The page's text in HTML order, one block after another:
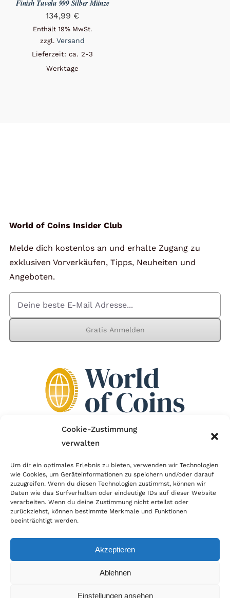
Cookie-Zustimmung
verwalten
Um dir ein optimales Erlebnis zu bieten, verwenden wir Technologien
wie Cookies, um Geräteinformationen zu speichern und/oder darauf
zuzugreifen. Wenn du diesen Technologien zustimmst, können wir
Daten wie das Surfverhalten oder eindeutige IDs auf dieser Website
verarbeiten. Wenn du deine Zustimmung nicht erteilst oder
zurückziehst, können bestimmte Merkmale und Funktionen
beeinträchtigt werden.
Akzeptieren
Ablehnen
Einstellungen ansehen
Finish Tuvalu 999 Silber Münze
134,99 €
Enthält 19% MwSt.
zzgl.Versand
Lieferzeit: ca. 2-3
Werktage
World of Coins Insider Club
Melde dich kostenlos an und erhalte Zugang zu
exklusiven Vorverkäufen, Tipps, Neuheiten und
Angeboten.
Gratis Anmelden
Der Händlerbund setzt sich für sicheren und
erfolgreichen E-Commerce ein. Auch wir sind wie
viele Onlineshops im Netz Mitglied im Händlerbund
und unterstützen fairen Onlinehandel.